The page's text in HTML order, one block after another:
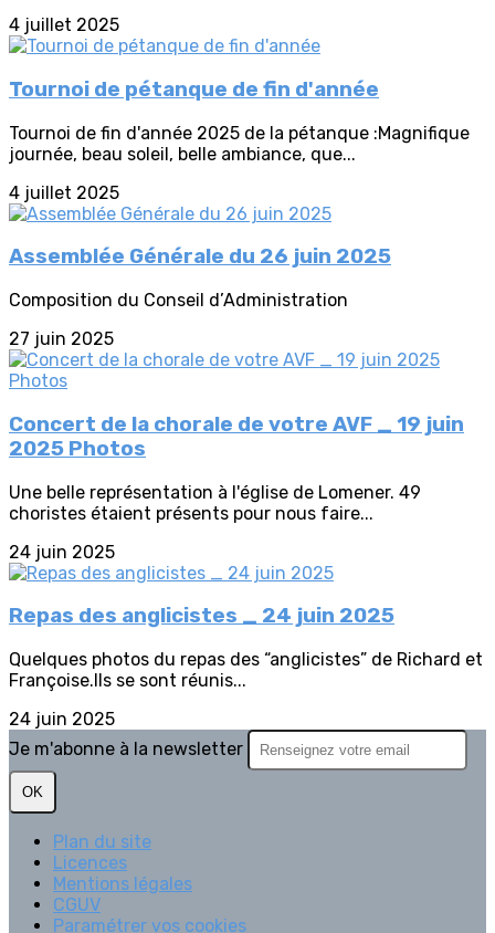
4 juillet 2025
Tournoi de pétanque de fin d'année
Tournoi de fin d'année 2025 de la pétanque :Magnifique
journée, beau soleil, belle ambiance, que...
4 juillet 2025
Assemblée Générale du 26 juin 2025
Composition du Conseil d’Administration
27 juin 2025
Concert de la chorale de votre AVF _ 19 juin
2025 Photos
Une belle représentation à l'église de Lomener. 49
choristes étaient présents pour nous faire...
24 juin 2025
Repas des anglicistes _ 24 juin 2025
Quelques photos du repas des “anglicistes” de Richard et
Françoise.Ils se sont réunis...
24 juin 2025
Je m'abonne à la newsletter
OK
Plan du site
Licences
Mentions légales
CGUV
Paramétrer vos cookies